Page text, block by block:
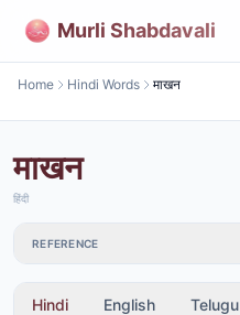
Murli Shabdavali
Home Hindi Words माखन
माखन
हिंदी
REFERENCE
Hindi English Telugu